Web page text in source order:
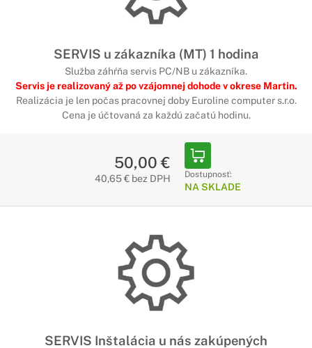
SERVIS u zákazníka (MT) 1 hodina
Služba záhŕňa servis PC/NB u zákazníka.
Servis je realizovaný až po vzájomnej dohode v okrese Martin.
Realizácia je len počas pracovnej doby Euroline computer s.r.o.
Cena je účtovaná za každú začatú hodinu.
50,00 €
40,65 € bez DPH Dostupnosť:
NA SKLADE
SERVIS Inštalácia u nás zakúpených